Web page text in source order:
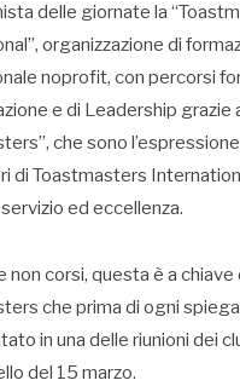
delle giornate la
organizzazione di
noprofit, con percorsi
e di Leadership grazie
che sono
di Toastmasters
ed eccellenza.
non corsi, questa è a
che prima di ogni
in una delle riunioni dei
del 15 marzo.